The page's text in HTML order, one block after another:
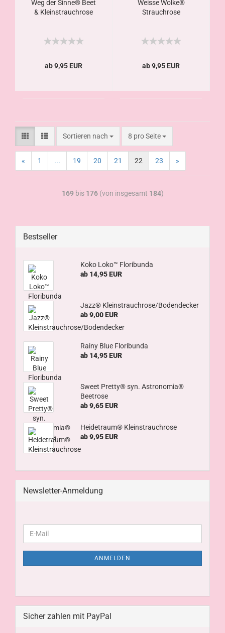
Weg der Sinne® Beet
& Kleinstrauchrose
ab 9,95 EUR
Weisse Wolke®
Strauchrose
ab 9,95 EUR
Sortieren nach 8 pro Seite
« 1 ... 19 20 21 22 23 »
169bis 176(von insgesamt 184)
Bestseller
Koko Loko™ Floribunda
ab 14,95 EUR
Jazz® Kleinstrauchrose/Bodendecker
ab 9,00 EUR
Rainy Blue Floribunda
ab 14,95 EUR
Sweet Pretty® syn. Astronomia®
Beetrose
ab 9,65 EUR
Heidetraum® Kleinstrauchrose
ab 9,95 EUR
Newsletter-Anmeldung
ANMELDEN
Sicher zahlen mit PayPal